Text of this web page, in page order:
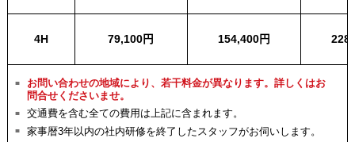
4H 79,100円 154,400円
お問い合わせの地域により、若干料金が異なります。詳しくはお
問合せくださいませ。
交通費を含む全ての費用は上記に含まれます。
家事暦3年以内の社内研修を終了したスタッフがお伺いします。